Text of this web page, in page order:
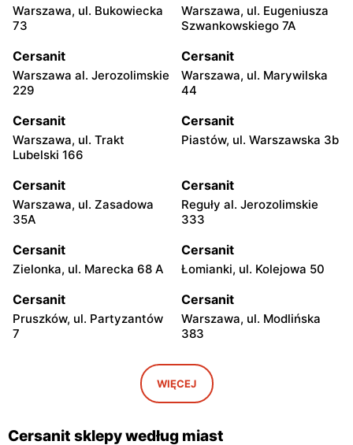
Warszawa, ul. Bukowiecka
73
Warszawa, ul. Eugeniusza
Szwankowskiego 7A
Cersanit
Warszawa al. Jerozolimskie
229
Cersanit
Warszawa, ul. Marywilska
44
Cersanit
Warszawa, ul. Trakt
Lubelski 166
Cersanit
Piastów, ul. Warszawska 3b
Cersanit
Warszawa, ul. Zasadowa
35A
Cersanit
Reguły al. Jerozolimskie
333
Cersanit
Zielonka, ul. Marecka 68 A
Cersanit
Łomianki, ul. Kolejowa 50
Cersanit
Pruszków, ul. Partyzantów
7
Cersanit
Warszawa, ul. Modlińska
383
Ożarów Mazowiecki, ul.
Cersanit
Pruszków Al. Jerozolimskie
451
Cersanit Cersanit
WIĘCEJ
Cersanit sklepy według miast